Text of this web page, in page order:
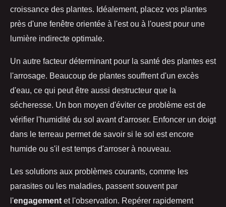
croissance des plantes. Idéalement, placez vos plantes
près d'une fenêtre orientée à l'est ou à l'ouest pour une
lumière indirecte optimale.
Un autre facteur déterminant pour la santé des plantes est
l'arrosage. Beaucoup de plantes souffrent d'un excès
d'eau, ce qui peut être aussi destructeur que la
sécheresse. Un bon moyen d'éviter ce problème est de
vérifier l'humidité du sol avant d'arroser. Enfoncer un doigt
dans le terreau permet de savoir si le sol est encore
humide ou s'il est temps d'arroser à nouveau.
Les solutions aux problèmes courants, comme les
parasites ou les maladies, passent souvent par
l'engagement et l'observation. Repérer rapidement